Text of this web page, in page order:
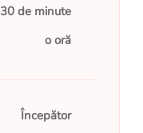
30 de minute
o oră
Începător